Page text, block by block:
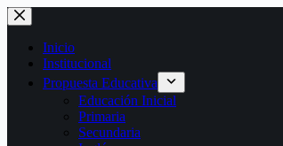
Saltar
al
contenido
Inicio
Institucional
Propuesta Educativa
Educación Inicial
Primaria
Secundaria